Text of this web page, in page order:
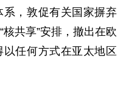
，敦促有关国家摒弃
共享”安排，撤出在欧
任何方式在亚太地区